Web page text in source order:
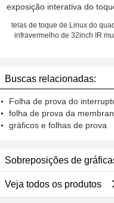
telas de toque de Linux do
infravermelho de 32inch IR
Buscas relacionadas:
Folha de prova do
folha de prova da
gráficos e folhas de prova
Sobreposições de
Veja todos os produtos